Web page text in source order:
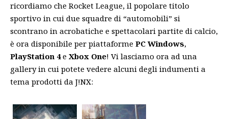
ricordiamo che Rocket League, il popolare titolo
sportivo in cui due squadre di “automobili” si
scontrano in acrobatiche e spettacolari partite di calcio,
è ora disponibile per piattaforme PC Windows,
PlayStation 4e Xbox One! Vi lasciamo ora ad una
gallery in cui potete vedere alcuni degli indumenti a
tema prodotti da J!NX: